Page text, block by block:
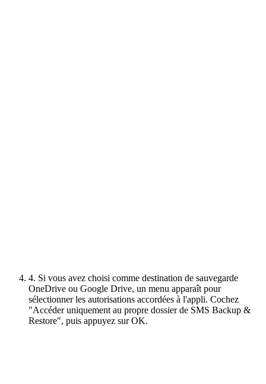
4. Si vous avez choisi comme destination de sauvegarde
OneDrive ou Google Drive, un menu apparaît pour
sélectionner les autorisations accordées à l'appli. Cochez
"Accéder uniquement au propre dossier de SMS Backup &
Restore", puis appuyez sur OK.